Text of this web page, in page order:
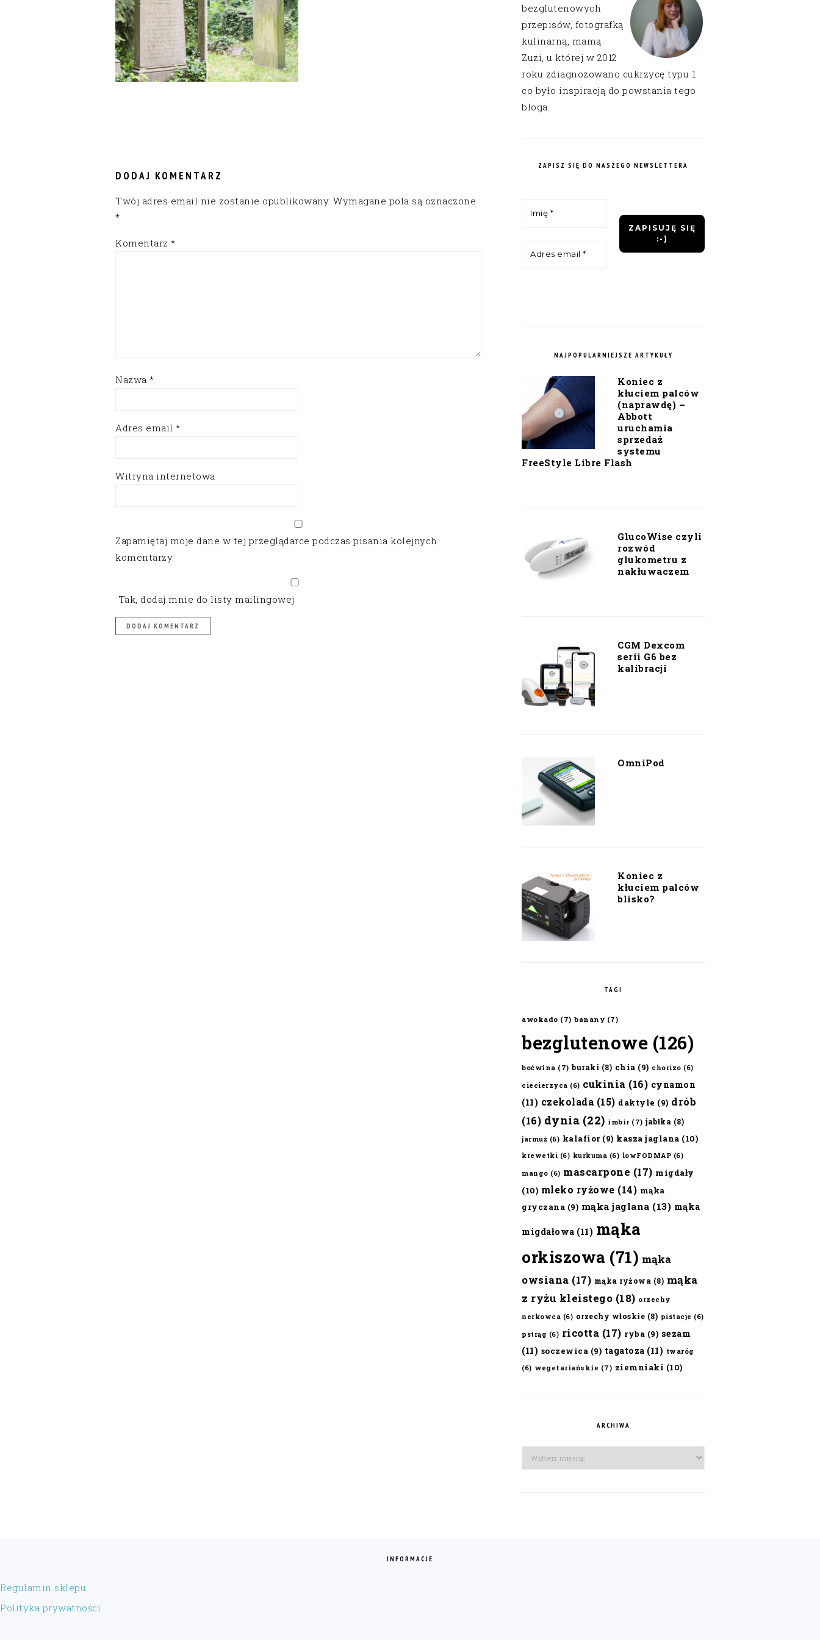
DODAJ KOMENTARZ
Twój adres email nie zostanie opublikowany. Wymagane pola są oznaczone
*
Komentarz *
Nazwa *
Adres email *
Witryna internetowa
Zapamiętaj moje dane w tej przeglądarce podczas pisania kolejnych
komentarzy.
Tak, dodaj mnie do listy mailingowej
bezglutenowych
przepisów, fotografką
kulinarną, mamą
Zuzi, u której w 2012
roku zdiagnozowano cukrzycę typu 1
co było inspiracją do powstania tego
bloga.
ZAPISZ SIĘ DO NASZEGO NEWSLETTERA
NAJPOPULARNIEJSZE ARTYKUŁY
Koniec z
kłuciem palców
(naprawdę) –
Abbott
uruchamia
sprzedaż
systemu
FreeStyle Libre Flash
GlucoWise czyli
rozwód
glukometru z
nakłuwaczem
CGM Dexcom
serii G6 bez
kalibracji
OmniPod
Koniec z
kłuciem palców
blisko?
TAGI
awokado (7) banany (7)
bezglutenowe (126)
boćwina (7) buraki (8) chia (9) chorizo (6)
ciecierzyca (6) cukinia (16) cynamon
(11) czekolada (15) daktyle (9) drób
(16) dynia (22) imbir (7) jabłka (8)
jarmuż (6) kalafior(9) kasza jaglana (10)
krewetki (6) kurkuma (6) lowFODMAP (6)
mango (6) mascarpone (17) migdały
(10) mleko ryżowe (14) mąka
gryczana (9) mąka jaglana (13) mąka
migdałowa (11) mąka
orkiszowa (71) mąka
owsiana (17) mąka ryżowa (8) mąka
z ryżu kleistego (18) orzechy
nerkowca (6) orzechy włoskie (8) pistacje (6)
pstrąg (6) ricotta (17) ryba (9) sezam
(11) soczewica (9) tagatoza (11) twaróg
(6) wegetariańskie (7) ziemniaki (10)
ARCHIWA
Archiwa
INFORMACJE
Regulamin sklepu
Polityka prywatności